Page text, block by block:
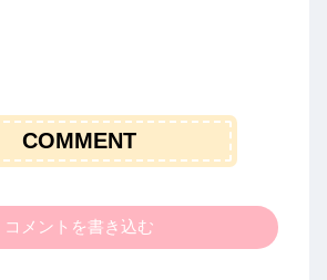
COMMENT
コメントを書き込む